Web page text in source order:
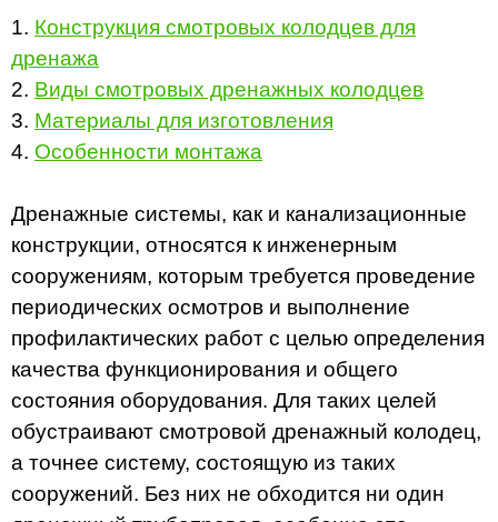
1. Конструкция смотровых колодцев для
дренажа
2. Виды смотровых дренажных колодцев
3. Материалы для изготовления
4. Особенности монтажа
Дренажные системы, как и канализационные
конструкции, относятся к инженерным
сооружениям, которым требуется проведение
периодических осмотров и выполнение
профилактических работ с целью определения
качества функционирования и общего
состояния оборудования. Для таких целей
обустраивают смотровой дренажный колодец,
а точнее систему, состоящую из таких
сооружений. Без них не обходится ни один